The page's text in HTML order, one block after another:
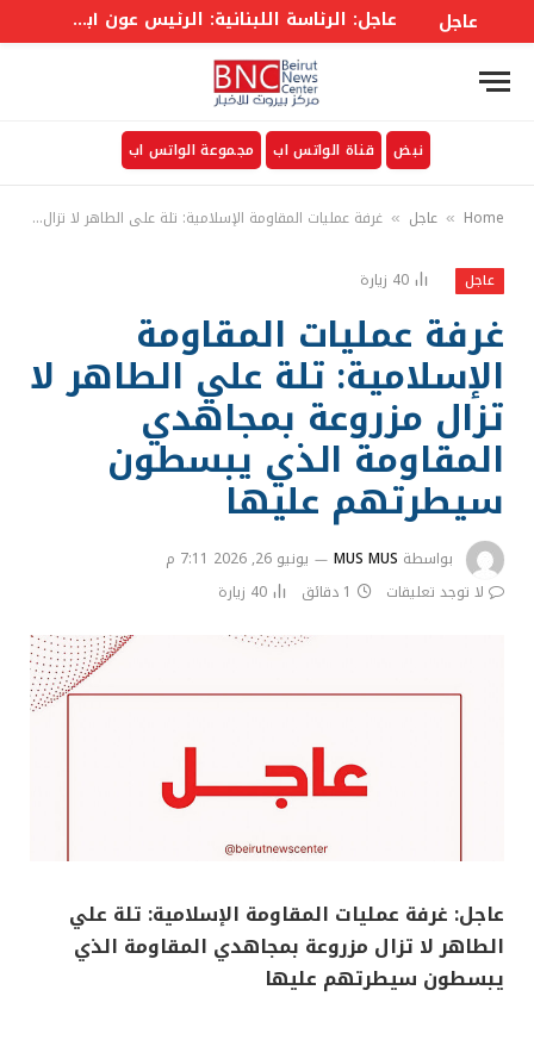
عاجل عاجل: الرئاسة اللبنانية: الرئيس عون أبلغ الوزراء أن واشنطن ستعمل على معالجة وقف إطلاق النار والمناطق التجريبية
نبض قناة الواتس اب مجموعة الواتس اب
Home
» عاجل » غرفة عمليات المقاومة الإسلامية: تلة علي الطاهر لا تزال مزروعة بمجاهدي المقاومة الذي يبسطون سيطرتهم عليها
عاجل 40 زيارة
غرفة عمليات المقاومة
الإسلامية: تلة علي الطاهر لا
تزال مزروعة بمجاهدي
المقاومة الذي يبسطون
سيطرتهم عليها
بواسطة MUS MUS
يونيو 26, 2026 7:11 م
لا توجد تعليقات
1 دقائق 40 زيارة
عاجل: غرفة عمليات المقاومة الإسلامية: تلة علي
الطاهر لا تزال مزروعة بمجاهدي المقاومة الذي
يبسطون سيطرتهم عليها